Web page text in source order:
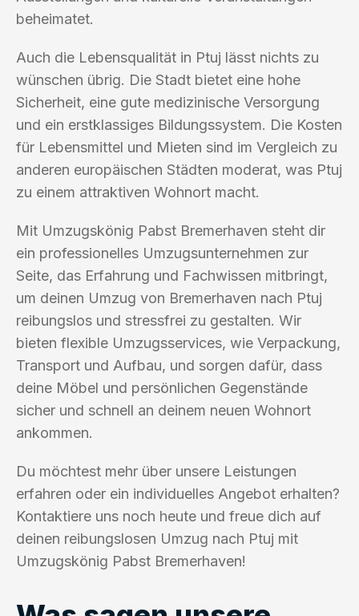
beheimatet.
Auch die Lebensqualität in Ptuj lässt nichts zu
wünschen übrig. Die Stadt bietet eine hohe
Sicherheit, eine gute medizinische Versorgung
und ein erstklassiges Bildungssystem. Die Kosten
für Lebensmittel und Mieten sind im Vergleich zu
anderen europäischen Städten moderat, was Ptuj
zu einem attraktiven Wohnort macht.
Mit Umzugskönig Pabst Bremerhaven steht dir
ein professionelles Umzugsunternehmen zur
Seite, das Erfahrung und Fachwissen mitbringt,
um deinen Umzug von Bremerhaven nach Ptuj
reibungslos und stressfrei zu gestalten. Wir
bieten flexible Umzugsservices, wie Verpackung,
Transport und Aufbau, und sorgen dafür, dass
deine Möbel und persönlichen Gegenstände
sicher und schnell an deinem neuen Wohnort
ankommen.
Du möchtest mehr über unsere Leistungen
erfahren oder ein individuelles Angebot erhalten?
Kontaktiere uns noch heute und freue dich auf
deinen reibungslosen Umzug nach Ptuj mit
Umzugskönig Pabst Bremerhaven!